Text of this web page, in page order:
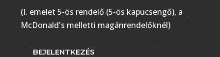
(I. emelet 5-ös rendelő (5-ös kapucsengő), a
McDonald's melletti magánrendelőknél)
BEJELENTKEZÉS